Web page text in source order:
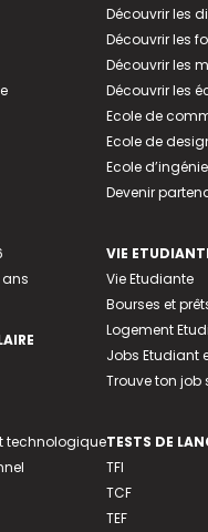
ans
technologique
Découvrir les
Découvrir les
Découvrir les
Découvrir les
Ecole de
Ecole de
Ecole
Devenir
VIE
Vie Etudiante
Bourses et
Logement
Jobs Etudiant
Trouve ton job
TESTS DE
TFI
TCF
TEF